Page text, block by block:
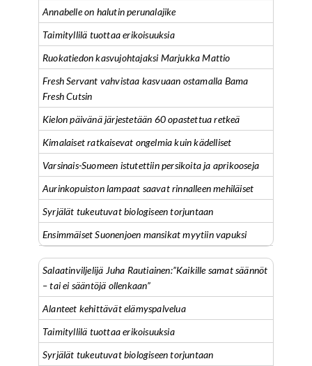
Annabelle on halutin perunalajike
Taimityllilä tuottaa erikoisuuksia
Ruokatiedon kasvujohtajaksi Marjukka Mattio
Fresh Servant vahvistaa kasvuaan ostamalla Bama
Fresh Cutsin
Kielon päivänä järjestetään 60 opastettua retkeä
Kimalaiset ratkaisevat ongelmia kuin kädelliset
Varsinais-Suomeen istutettiin persikoita ja aprikooseja
Aurinkopuiston lampaat saavat rinnalleen mehiläiset
Syrjälät tukeutuvat biologiseen torjuntaan
Ensimmäiset Suonenjoen mansikat myytiin vapuksi
Salaatinviljelijä Juha Rautiainen:”Kaikille samat säännöt
– tai ei sääntöjä ollenkaan”
Alanteet kehittävät elämyspalvelua
Taimityllilä tuottaa erikoisuuksia
Syrjälät tukeutuvat biologiseen torjuntaan